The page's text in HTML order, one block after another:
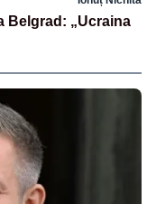
Belgrad: „Ucraina